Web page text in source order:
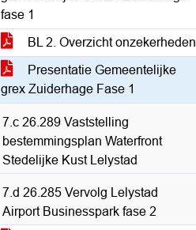
fase 1
BL 2. Overzicht onzekerheden
Presentatie Gemeentelijke
grex Zuiderhage Fase 1
7.c 26.289 Vaststelling
bestemmingsplan Waterfront
Stedelijke Kust Lelystad
7.d 26.285 Vervolg Lelystad
Airport Businesspark fase 2